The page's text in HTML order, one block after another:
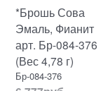
*Брошь Сова
Эмаль, Фианит
арт. Бр-084-376
(Вес 4,78 г)
Бр-084-376